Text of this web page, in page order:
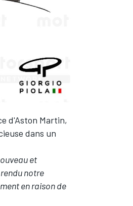
d'Aston Martin,
dans un
et
notre
en raison de